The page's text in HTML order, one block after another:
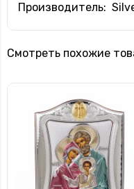
Производитель:
Смотреть похожие